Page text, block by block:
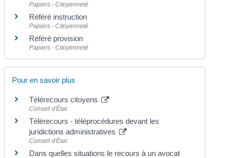
Papiers - Citoyenneté
Référé instruction
Papiers - Citoyenneté
Référé provision
Papiers - Citoyenneté
Pour en savoir plus
Télérecours citoyens
Conseil d'État
Télérecours - téléprocédures devant les
juridictions administratives
Conseil d'État
Dans quelles situations le recours à un avocat